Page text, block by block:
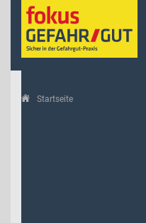
Startseite Kurt Brätsch